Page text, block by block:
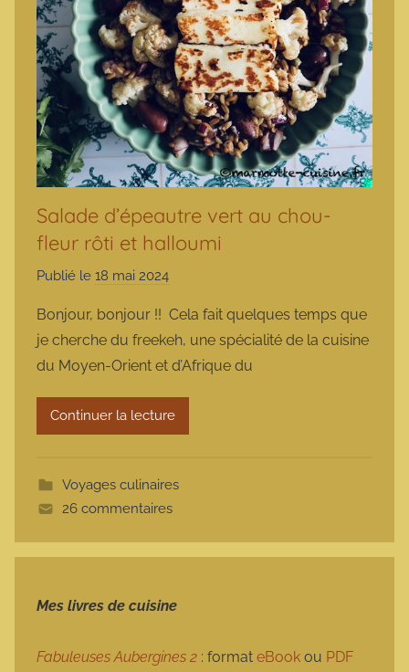
Salade d’épeautre vert au chou-
fleur rôti et halloumi
Publié le 18 mai 2024
r
m
a
r
m
t
e
Bonjour, bonjour !! Cela fait quelques temps que
je cherche du freekeh, une spécialité de la cuisine
du Moyen-Orient et d’Afrique du
Continuer la lecture
Voyages culinaires
26 commentaires
Mes livres de cuisine
Fabuleuses Aubergines 2 : format eBook ou PDF